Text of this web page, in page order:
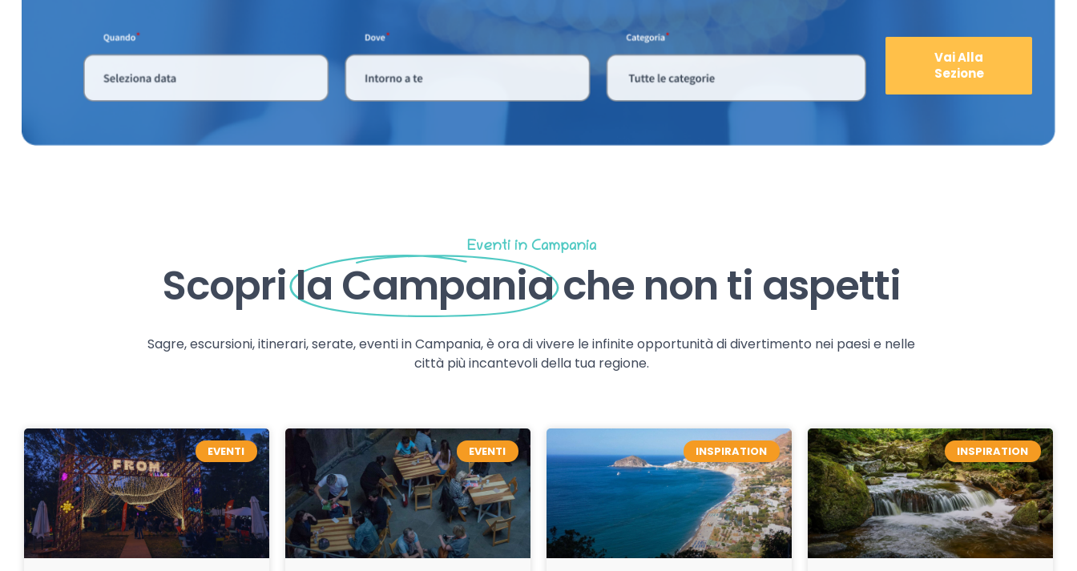
Vai Alla
Sezione
Eventi in Campania
Scoprila Campaniache non ti aspetti
Sagre, escursioni, itinerari, serate, eventi in Campania, è ora di vivere le infinite opportunità di divertimento nei paesi e nelle
città più incantevoli della tua regione.
EVENTI EVENTI INSPIRATION INSPIRATION